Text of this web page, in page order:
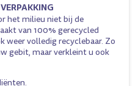
het milieu niet bij de
van 100% gerecycled
weer volledig recyclebaar. Zo
gebit, maar verkleint u ook